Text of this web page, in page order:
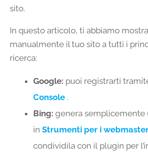
sito.
In questo articolo, ti abbiamo
manualmente il tuo sito a tutti i
ricerca:
Google: puoi registrarti
Console .
Bing: genera semplicemente
in Strumenti per i
condividila con il plugin per